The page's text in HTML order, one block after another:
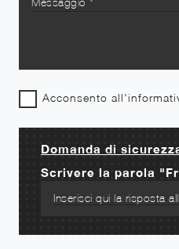
Acconsento
Domanda di
Scrivere la parola